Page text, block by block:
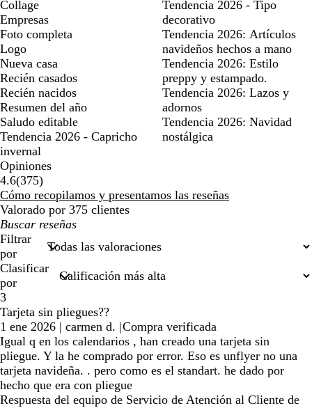
Collage
Empresas
Foto completa
Logo
Nueva casa
Recién casados
Recién nacidos
Resumen del año
Saludo editable
Tendencia 2026 - Capricho
invernal
Tendencia 2026 - Tipo
decorativo
Tendencia 2026: Artículos
navideños hechos a mano
Tendencia 2026: Estilo
preppy y estampado.
Tendencia 2026: Lazos y
adornos
Tendencia 2026: Navidad
nostálgica
Opiniones
4.6(375375
reseñas
)
Cómo recopilamos y presentamos las reseñas
Valorado por 375 clientes
Mis
búsquedas
Filtrar
por
Clasificar
por
3
Tarjeta sin pliegues??
1 ene 2026 | carmen d. |Compra verificada
Igual q en los calendarios , han creado una tarjeta sin
pliegue. Y la he comprado por error. Eso es unflyer no una
tarjeta navideña. . pero como es el standart. he dado por
hecho que era con pliegue
Respuesta del equipo de Servicio de Atención al Cliente de